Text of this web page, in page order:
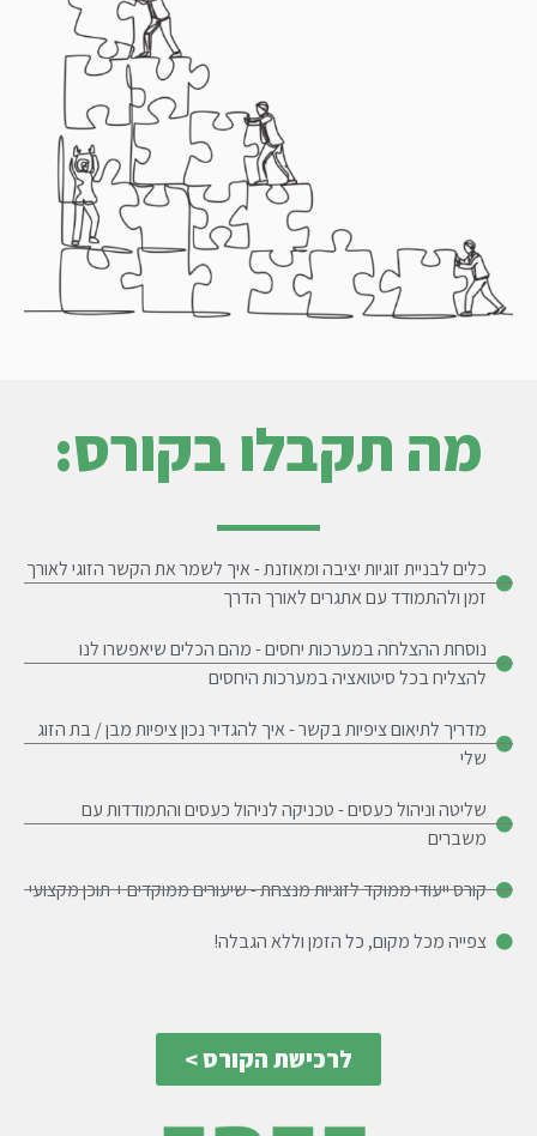
מה תקבלו בקורס:
כלים לבניית זוגיות יציבה ומאוזנת - איך לשמר את הקשר הזוגי לאורך
זמן ולהתמודד עם אתגרים לאורך הדרך
נוסחת ההצלחה במערכות יחסים - מהם הכלים שיאפשרו לנו
להצליח בכל סיטואציה במערכות היחסים
מדריך לתיאום ציפיות בקשר - איך להגדיר נכון ציפיות מבן / בת הזוג
שלי
שליטה וניהול כעסים - טכניקה לניהול כעסים והתמודדות עם
משברים
קורס ייעודי ממוקד לזוגיות מנצחת - שיעורים ממוקדים + תוכן מקצועי
צפייה מכל מקום, כל הזמן וללא הגבלה!
לרכישת הקורס >